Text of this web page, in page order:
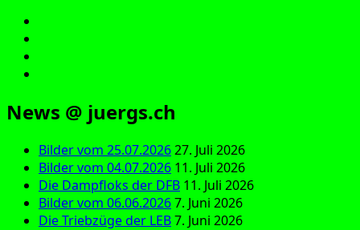
News @ juergs.ch
Bilder vom 25.07.202627. Juli 2026
Bilder vom 04.07.2026 11. Juli 2026
Die Dampfloks der DFB 11. Juli 2026
Bilder vom 06.06.20267. Juni 2026
Die Triebzüge der LEB7. Juni 2026